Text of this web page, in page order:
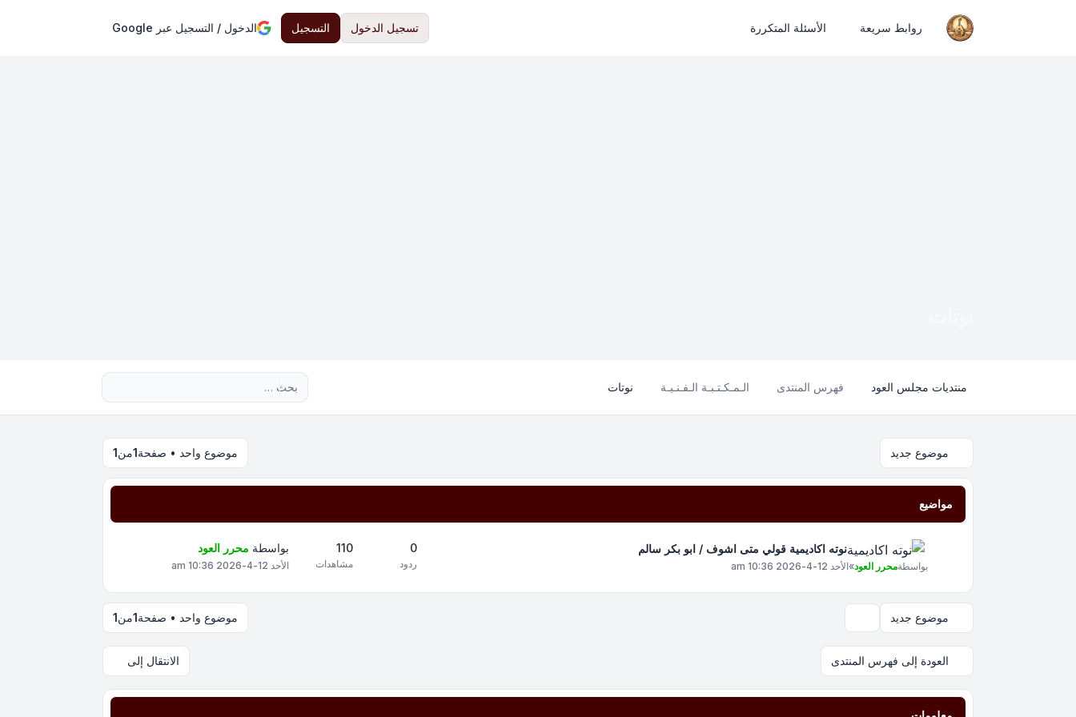
روابط سريعة الأسئلة المتكررة تسجيل الدخول التسجيل الدخول / التسجيل عبر Google
منتديات مجلس العود فهرس المنتدى الـمـكـتـبـة الـفـنـيـة نوتات
موضوع جديد موضوع واحد • صفحة1من1
مواضيع
نوته اكاديمية قولي متى اشوف / ابو بكر سالم
بواسطةمحرر العود»الأحد 12-4-2026 10:36 am
0
ردود
110
مشاهدات
بواسطة محرر العود
الأحد 12-4-2026 10:36 am
موضوع جديد موضوع واحد • صفحة1من1
العودة إلى فهرس المنتدى الانتقال إلى